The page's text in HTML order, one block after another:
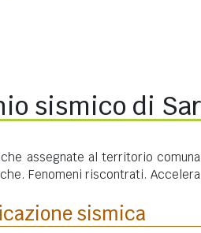
sismico di
assegnate al territorio
Fenomeni riscontrati.
sismica